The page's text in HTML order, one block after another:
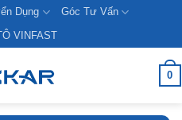
Dụng
Góc Tư Vấn
VINFAST
0